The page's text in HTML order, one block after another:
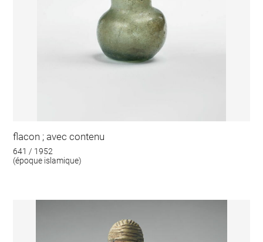
flacon ; avec contenu
641 / 1952
(époque islamique)